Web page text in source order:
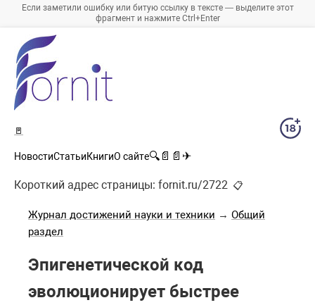
Если заметили ошибку или битую ссылку в тексте — выделите этот
фрагмент и нажмите Ctrl+Enter
🚪
НовостиСтатьиКнигиО сайте🔍 📄 📄 ✈
Короткий адрес страницы: fornit.ru/2722 📋
Журнал достижений науки и техники → Общий
раздел
Эпигенетической код
эволюционирует быстрее